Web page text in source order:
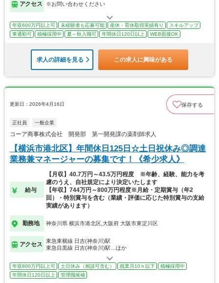
アクセス ※お問い合わせください
年収600万円以上可 未経験者も応募可能 産休・育休取得実績有り
スキルアップ
車通勤可
積極採用中 夏～秋入職可 年間休日120日以上 WEB面接OK
求人の詳細を見る この求人に興味がある
更新日：2026年4月16日 保存する
正社員 一般企業
コーア商事株式会社 開発部 第一開発課の薬剤師求人
【横浜市港北区】年間休日125日☆土日祝休み◎調達
業務兼マネージャーの募集です！《希少求人》
給与
【月収】40.7万円～43.5万円程度 ※年齢、経験、能力を考
慮のうえ、自社規定により決定いたします
【年収】744万円～800万円程度※月給・定期賞与（年2
回）・特別賞与を含む（業績・評価に応じた特別賞与の支給
実績があります）
勤務地 神奈川県 横浜市港北区,大阪府 大阪市東淀川区
アクセス
東急東横線 日吉(神奈川)駅
東急目黒線 日吉(神奈川)駅…ほか
年収800万円以上可 土日休み（相談可含む） 残業月10ｈ以下
積極採用中
年間休日120日以上
管理職候補